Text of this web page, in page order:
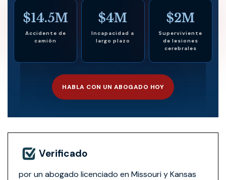
$14.5M
Accidente de
camión
$4M
Incapacidad a
largo plazo
$2M
Superviviente
de lesiones
cerebrales
HABLA CON UN ABOGADO HOY
Verificado
por un abogado licenciado en Missouri y Kansas